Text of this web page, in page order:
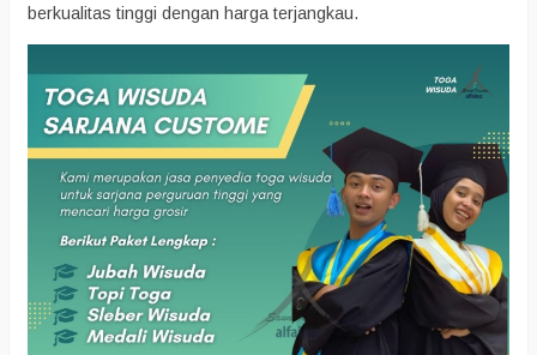
berkualitas tinggi dengan harga terjangkau.